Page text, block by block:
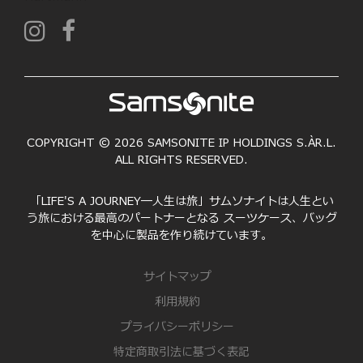
COPYRIGHT © 2026 SAMSONITE IP HOLDINGS S.ÀR.L.
ALL RIGHTS RESERVED.
「LIFE'S A JOURNEY―人生は旅」サムソナイトは人生とい
う旅における最高のパートナーとなる スーツケース、バッグ
を中心に製品を作り続けています。
サイトマップ
利用規約
プライバシーポリシー
特定商取引法に基づく表記